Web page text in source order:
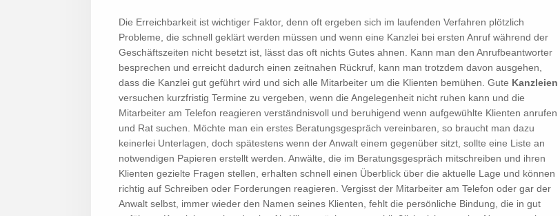
Die Erreichbarkeit ist wichtiger Faktor, denn oft ergeben sich im laufenden Verfahren plötzlich
Probleme, die schnell geklärt werden müssen und wenn eine Kanzlei bei ersten Anruf während der
Geschäftszeiten nicht besetzt ist, lässt das oft nichts Gutes ahnen. Kann man den Anrufbeantworter
besprechen und erreicht dadurch einen zeitnahen Rückruf, kann man trotzdem davon ausgehen,
dass die Kanzlei gut geführt wird und sich alle Mitarbeiter um die Klienten bemühen. Gute Kanzleien
versuchen kurzfristig Termine zu vergeben, wenn die Angelegenheit nicht ruhen kann und die
Mitarbeiter am Telefon reagieren verständnisvoll und beruhigend wenn aufgewühlte Klienten anrufen
und Rat suchen. Möchte man ein erstes Beratungsgespräch vereinbaren, so braucht man dazu
keinerlei Unterlagen, doch spätestens wenn der Anwalt einem gegenüber sitzt, sollte eine Liste an
notwendigen Papieren erstellt werden. Anwälte, die im Beratungsgespräch mitschreiben und ihren
Klienten gezielte Fragen stellen, erhalten schnell einen Überblick über die aktuelle Lage und können
richtig auf Schreiben oder Forderungen reagieren. Vergisst der Mitarbeiter am Telefon oder gar der
Anwalt selbst, immer wieder den Namen seines Klienten, fehlt die persönliche Bindung, die in gut